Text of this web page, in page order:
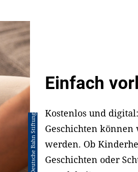
Einfach
Kostenlos und
Geschichten
werden. Ob
Geschichten oder